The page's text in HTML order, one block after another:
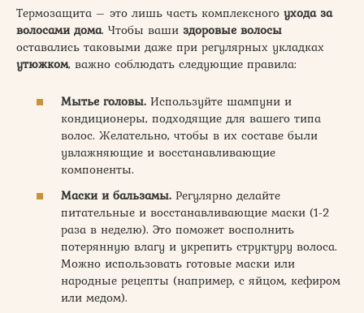
Термозащита – это лишь часть комплексного ухода за
волосами дома. Чтобы ваши здоровые волосы
оставались таковыми даже при регулярных укладках
утюжком, важно соблюдать следующие правила:
Мытье головы. Используйте шампуни и
кондиционеры, подходящие для вашего типа
волос. Желательно, чтобы в их составе были
увлажняющие и восстанавливающие
компоненты.
Маски и бальзамы. Регулярно делайте
питательные и восстанавливающие маски (1-2
раза в неделю). Это поможет восполнить
потерянную влагу и укрепить структуру волоса.
Можно использовать готовые маски или
народные рецепты (например, с яйцом, кефиром
или медом).